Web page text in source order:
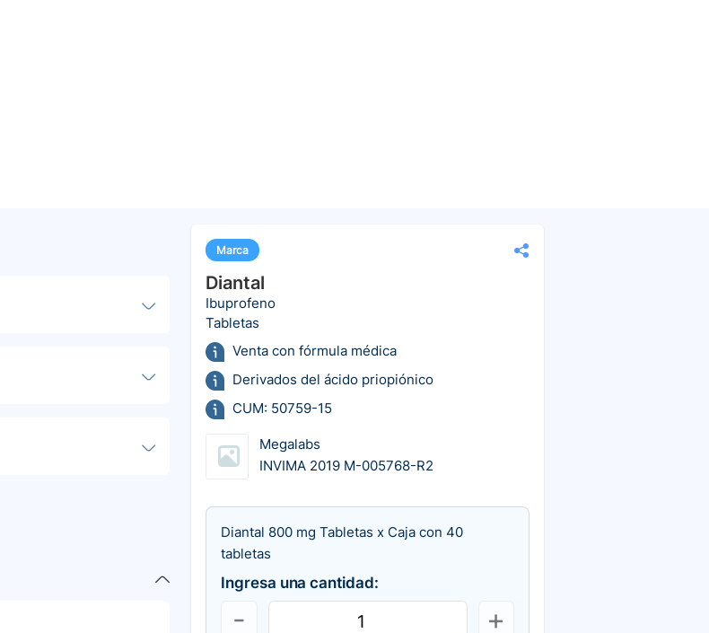
Marca
Diantal
Ibuprofeno
Tabletas
Venta con fórmula médica
Derivados del ácido priopiónico
CUM: 50759-15
Megalabs
INVIMA 2019 M-005768-R2
Diantal 800 mg Tabletas x Caja con 40
tabletas
Ingresa una cantidad: